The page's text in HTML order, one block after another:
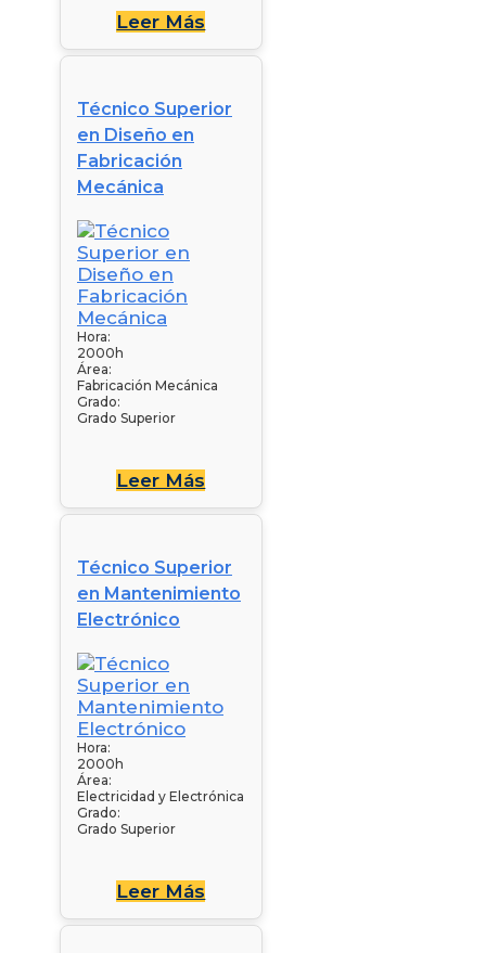
Leer Más
Técnico Superior
en Diseño en
Fabricación
Mecánica
Hora:
2000h
Área:
Fabricación Mecánica
Grado:
Grado Superior
Leer Más
Técnico Superior
en Mantenimiento
Electrónico
Hora:
2000h
Área:
Electricidad y Electrónica
Grado:
Grado Superior
Leer Más